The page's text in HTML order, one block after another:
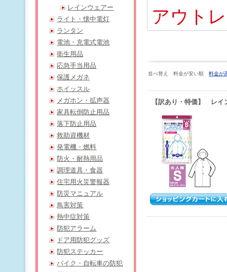
アウト
並べ替え 料金が安い順料金が
【訳あり・特価】 レイ
レインウェアー
ライト・懐中電灯
ランタン
電池・充電式電池
衛生用品
応急手当用品
保護メガネ
ホイッスル
メガホン・拡声器
家具転倒防止用品
落下防止用品
救助資機材
発電機・燃料
防火・耐熱用品
調理道具・食器
住宅用火災警報器
防災マニュアル
鳥害対策
熱中症対策
防犯アラーム
ドア用防犯グッズ
防犯ステッカー
バイク・自転車の防犯